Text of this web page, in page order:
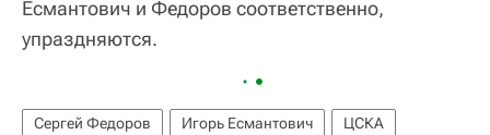
Есмантович и Федоров соответственно,
упраздняются.
Сергей Федоров Игорь Есмантович ЦСКА